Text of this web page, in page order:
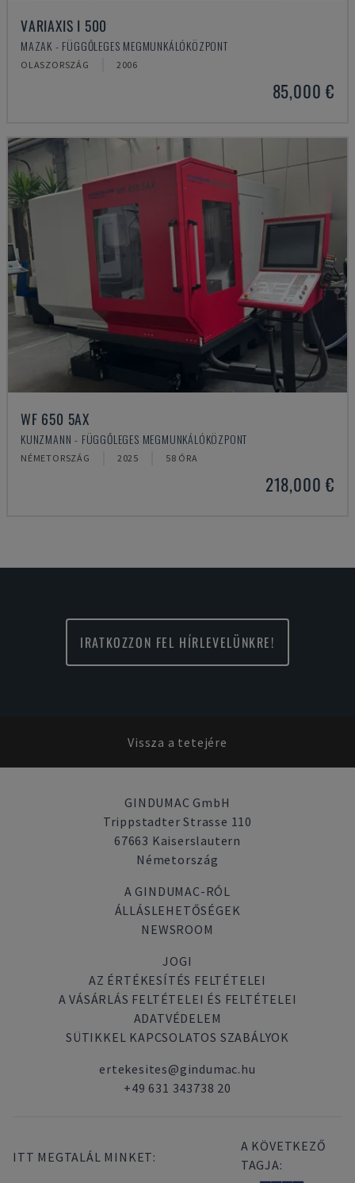
VARIAXIS I 500
MAZAK - FÜGGŐLEGES MEGMUNKÁLÓKÖZPONT
OLASZORSZÁG 2006
85,000 €
WF 650 5AX
KUNZMANN - FÜGGŐLEGES MEGMUNKÁLÓKÖZPONT
NÉMETORSZÁG 2025 58 ÓRA
218,000 €
IRATKOZZON FEL HÍRLEVELÜNKRE!
Vissza a tetejére
GINDUMAC GmbH
Trippstadter Strasse 110
67663 Kaiserslautern
Németország
A GINDUMAC-RÓL
ÁLLÁSLEHETŐSÉGEK
NEWSROOM
JOGI
AZ ÉRTÉKESÍTÉS FELTÉTELEI
A VÁSÁRLÁS FELTÉTELEI ÉS FELTÉTELEI
ADATVÉDELEM
SÜTIKKEL KAPCSOLATOS SZABÁLYOK
ertekesites@gindumac.hu
+49 631 343738 20
ITT MEGTALÁL MINKET:
A KÖVETKEZŐ
TAGJA: